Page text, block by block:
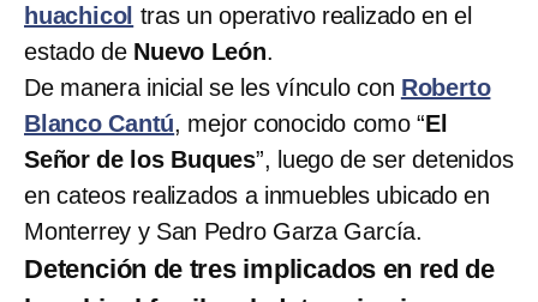
huachicol tras un operativo realizado en el
estado de Nuevo León.
De manera inicial se les vínculo con Roberto
Blanco Cantú, mejor conocido como “El
Señor de los Buques”, luego de ser detenidos
en cateos realizados a inmuebles ubicado en
Monterrey y San Pedro Garza García.
Detención de tres implicados en red de